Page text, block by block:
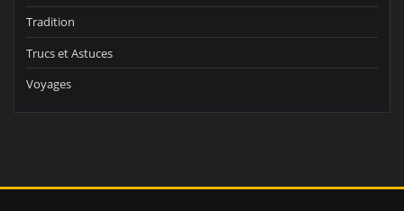
Tradition
Trucs et Astuces
Voyages